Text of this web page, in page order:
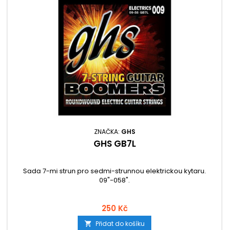
ZNAČKA: GHS
GHS GB7L
Sada 7-mi strun pro sedmi-strunnou elektrickou kytaru.
09"-058".
250 Kč
 Přidat do košíku